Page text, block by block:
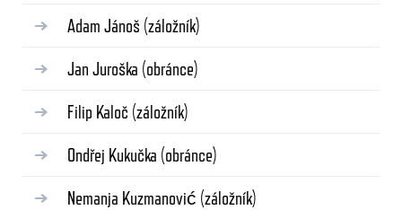
Adam Jánoš (záložník)
Jan Juroška (obránce)
Filip Kaloč (záložník)
Ondřej Kukučka (obránce)
Nemanja Kuzmanović (záložník)